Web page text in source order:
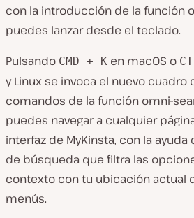
con la introducción de la función
puedes lanzar desde el teclado.
Pulsando CMD + K en macOS o
y Linux se invoca el nuevo cuadro
comandos de la función omni-
puedes navegar a cualquier
interfaz de MyKinsta, con la
de búsqueda que filtra las
contexto con tu ubicación actual
menús.